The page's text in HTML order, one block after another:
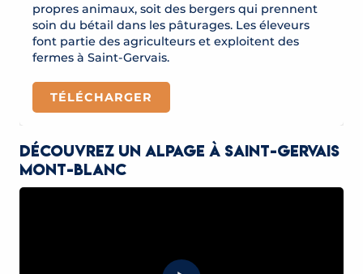
propres animaux, soit des bergers qui prennent
soin du bétail dans les pâturages. Les éleveurs
font partie des agriculteurs et exploitent des
fermes à Saint-Gervais.
TÉLÉCHARGER
Découvrez un alpage à Saint-Gervais
Mont-Blanc